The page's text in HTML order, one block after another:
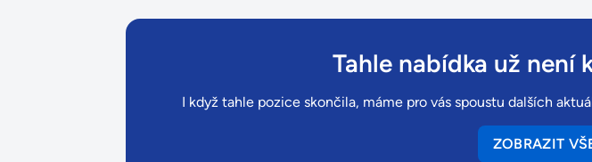
Tahle nabídka už není
I když tahle pozice skončila, máme pro vás spoustu dalších
ZOBRAZIT